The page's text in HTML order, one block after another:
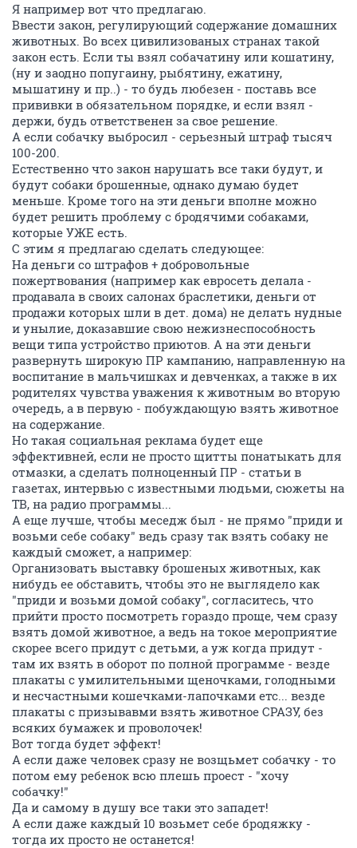
Я например вот что предлагаю.
Ввести закон, регулирующий содержание домашних
животных. Во всех цивилизованых странах такой
закон есть. Если ты взял собачатину или кошатину,
(ну и заодно попугаину, рыбятину, ежатину,
мышатину и пр..) - то будь любезен - поставь все
прививки в обязательном порядке, и если взял -
держи, будь ответственен за свое решение.
А если собачку выбросил - серьезный штраф тысяч
100-200.
Естественно что закон нарушать все таки будут, и
будут собаки брошенные, однако думаю будет
меньше. Кроме того на эти деньги вполне можно
будет решить проблему с бродячими собаками,
которые УЖЕ есть.
С этим я предлагаю сделать следующее:
На деньги со штрафов + добровольные
пожертвования (например как евросеть делала -
продавала в своих салонах браслетики, деньги от
продажи которых шли в дет. дома) не делать нудные
и унылие, доказавшие свою нежизнеспособность
вещи типа устройство приютов. А на эти деньги
развернуть широкую ПР кампанию, направленную на
воспитание в мальчишках и девченках, а также в их
родителях чувства уважения к животным во вторую
очередь, а в первую - побуждающую взять животное
на содержание.
Но такая социальная реклама будет еще
эффективней, если не просто щитты понатыкать для
отмазки, а сделать полноценный ПР - статьи в
газетах, интервью с известными людьми, сюжеты на
ТВ, на радио программы...
А еще лучше, чтобы меседж был - не прямо "приди и
возьми себе собаку" ведь сразу так взять собаку не
каждый сможет, а например:
Организовать выставку брошеных животных, как
нибудь ее обставить, чтобы это не выглядело как
"приди и возьми домой собаку", согласитесь, что
прийти просто посмотреть гораздо проще, чем сразу
взять домой животное, а ведь на токое мероприятие
скорее всего придут с детьми, а уж когда придут -
там их взять в оборот по полной программе - везде
плакаты с умилительными щеночками, голодными
и несчастными кошечками-лапочками етс... везде
плакаты с призывавми взять животное СРАЗУ, без
всяких бумажек и проволочек!
Вот тогда будет эффект!
А если даже человек сразу не возщьмет собачку - то
потом ему ребенок всю плешь проест - "хочу
собачку!"
Да и самому в душу все таки это западет!
А если даже каждый 10 возьмет себе бродяжку -
тогда их просто не останется!